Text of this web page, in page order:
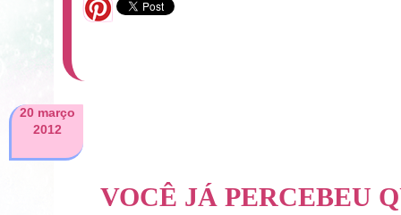
20 março
2012
VOCÊ JÁ PERCEBEU